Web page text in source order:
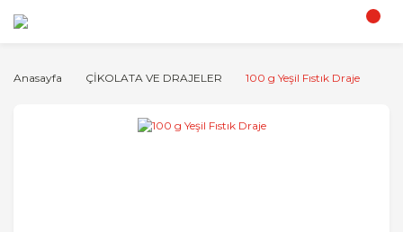
Anasayfa ÇİKOLATA VE DRAJELER 100 g Yeşil Fıstık Draje